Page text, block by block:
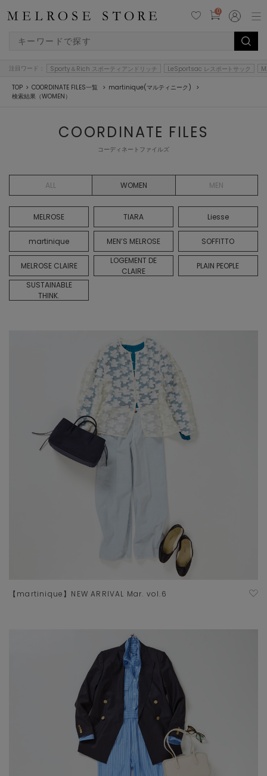
0
注目ワード： Sporty＆Rich スポーティアンドリッチ LeSportsac レスポートサック
TOP COORDINATE FILES一覧
martinique(マルティニーク)
検索結果（WOMEN）
COORDINATE FILES
コーディネートファイルズ
ALL WOMEN MEN
MELROSE TIARA Liesse
martinique MEN’S MELROSE SOFFITTO
MELROSE CLAIRE
LOGEMENT DE
CLAIRE
PLAIN PEOPLE
SUSTAINABLE
THINK.
【martinique】NEW ARRIVAL Mar. vol.6